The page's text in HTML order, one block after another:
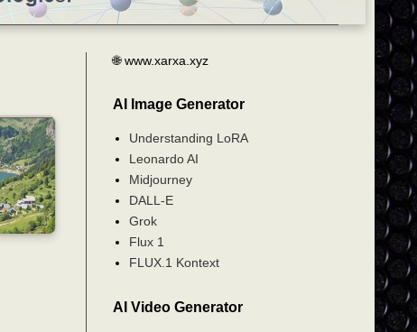
🌐 www.xarxa.xyz
AI Image Generator
Understanding LoRA
Leonardo AI
Midjourney
DALL-E
Grok
Flux 1
FLUX.1 Kontext
AI Video Generator